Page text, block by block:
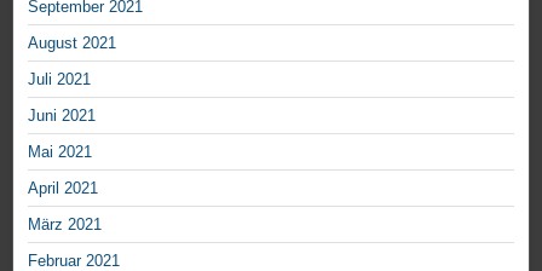
September 2021
August 2021
Juli 2021
Juni 2021
Mai 2021
April 2021
März 2021
Februar 2021